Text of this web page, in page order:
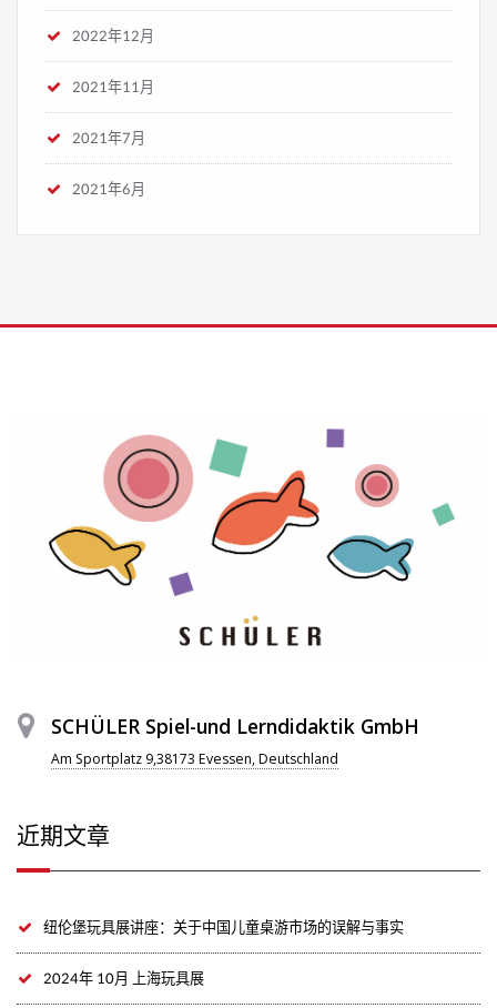
2022年12月
2021年11月
2021年7月
2021年6月
SCHÜLER Spiel-und Lerndidaktik GmbH
Am Sportplatz 9,38173 Evessen, Deutschland
近期文章
纽伦堡玩具展讲座：关于中国儿童桌游市场的误解与事实
2024年 10月 上海玩具展